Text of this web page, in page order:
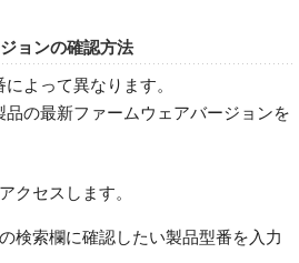
ョンの確認方法
よって異なります。
の最新ファームウェアバージョンを
クセスします。
検索欄に確認したい製品型番を入力